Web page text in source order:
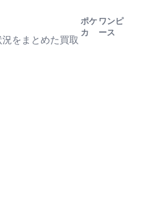
をまとめた買取
ポケ
カ
ワンピ
ース